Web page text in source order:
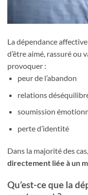
La dépendance
d’être aimé, rassuré ou
provoquer :
peur de l’abandon
relations
soumission
perte d’identité
Dans la majorité des cas,
directement liée à un
Qu’est-ce que la